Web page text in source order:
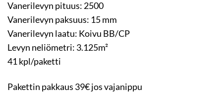
Vanerilevyn pituus: 2500
Vanerilevyn paksuus: 15 mm
Vanerilevyn laatu: Koivu BB/CP
Levyn neliömetri: 3.125m²
41 kpl/paketti
Pakettin pakkaus 39€ jos vajanippu